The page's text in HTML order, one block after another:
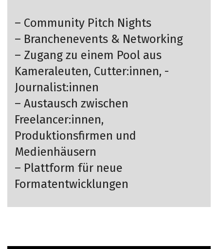
– Community Pitch Nights
– Branchenevents & Networking
– Zugang zu einem Pool aus
Kameraleuten, Cutter:innen, -
Journalist:innen
– Austausch zwischen
Freelancer:innen,
Produktionsfirmen und
Medienhäusern
– Plattform für neue
Formatentwicklungen